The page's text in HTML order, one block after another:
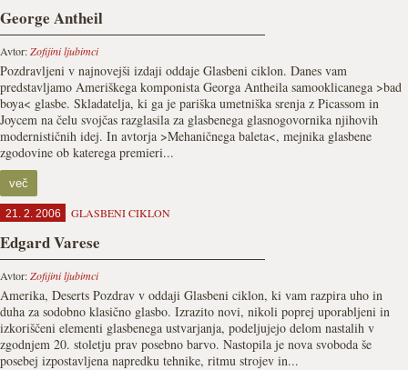
George Antheil
Avtor:Zofijini ljubimci
Pozdravljeni v najnovejši izdaji oddaje Glasbeni ciklon. Danes vam
predstavljamo Ameriškega komponista Georga Antheila samooklicanega >bad
boya< glasbe. Skladatelja, ki ga je pariška umetniška srenja z Picassom in
Joycem na čelu svojčas razglasila za glasbenega glasnogovornika njihovih
modernističnih idej. In avtorja >Mehaničnega baleta<, mejnika glasbene
zgodovine ob katerega premieri...
več
21. 2. 2006 GLASBENI CIKLON
Edgard Varese
Avtor:Zofijini ljubimci
Amerika, Deserts Pozdrav v oddaji Glasbeni ciklon, ki vam razpira uho in
duha za sodobno klasično glasbo. Izrazito novi, nikoli poprej uporabljeni in
izkoriščeni elementi glasbenega ustvarjanja, podeljujejo delom nastalih v
zgodnjem 20. stoletju prav posebno barvo. Nastopila je nova svoboda še
posebej izpostavljena napredku tehnike, ritmu strojev in...